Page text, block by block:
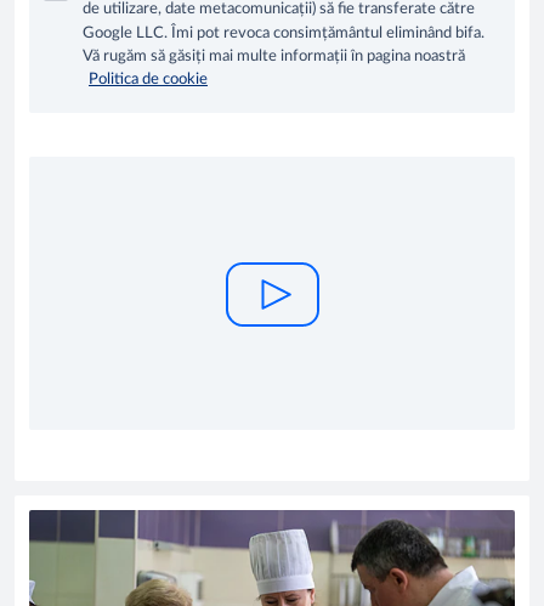
de utilizare, date metacomunicații) să fie transferate către
Google LLC. Îmi pot revoca consimțământul eliminând bifa.
Vă rugăm să găsiți mai multe informații în pagina noastră
Politica de cookie